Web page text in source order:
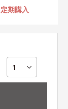
定期購入